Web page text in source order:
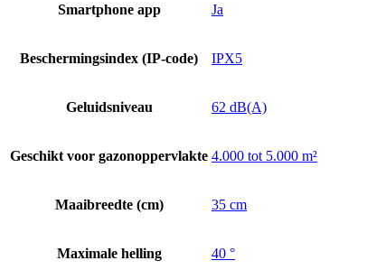
Smartphone app Ja
Beschermingsindex (IP-code) IPX5
Geluidsniveau 62 dB(A)
Geschikt voor gazonoppervlakte 4.000 tot 5.000 m²
Maaibreedte (cm) 35 cm
Maximale helling 40 °